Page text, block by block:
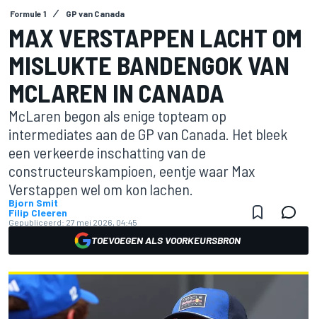
Formule 1 GP van Canada
MAX VERSTAPPEN LACHT OM
MISLUKTE BANDENGOK VAN
MCLAREN IN CANADA
McLaren begon als enige topteam op
intermediates aan de GP van Canada. Het bleek
een verkeerde inschatting van de
constructeurskampioen, eentje waar Max
Verstappen wel om kon lachen.
Bjorn Smit
Filip Cleeren
Gepubliceerd: 27 mei 2026, 04:45
TOEVOEGEN ALS VOORKEURSBRON